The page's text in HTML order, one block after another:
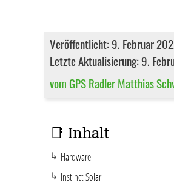
Veröffentlicht: 9. Februar
Letzte Aktualisierung: 9.
vom GPS Radler Matthias
📑 Inhalt
Hardware
Instinct Solar